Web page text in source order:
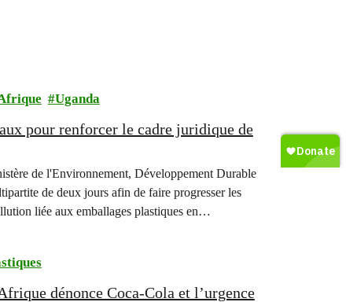
Uganda
pour renforcer le cadre juridique de
de l'Environnement, Développement Durable
de deux jours afin de faire progresser les
liée aux emballages plastiques en
dénonce Coca-Cola et l’urgence